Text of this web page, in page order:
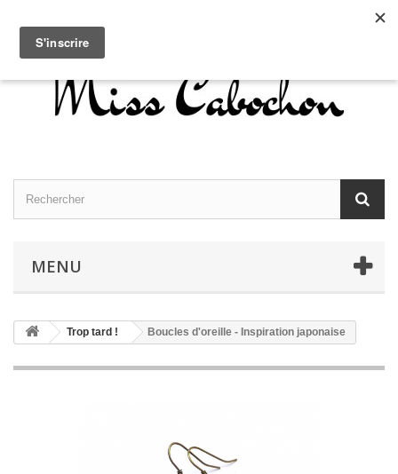
Connexion
MENU
Trop tard ! Boucles d'oreille - Inspiration japonaise